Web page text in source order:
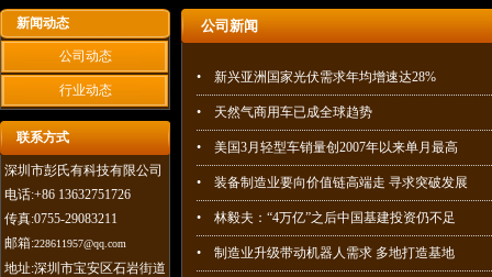
新闻动态
公司动态
行业动态
联系方式
深圳市彭氏有科技有限公司
电话:+86 13632751726
传真:0755-29083211
邮箱:228611957@qq.com
地址:深圳市宝安区石岩街道
公司新闻
• 新兴亚洲国家光伏需求年均增速达28%
• 天然气商用车已成全球趋势
• 美国3月轻型车销量创2007年以来单月最高
• 装备制造业要向价值链高端走 寻求突破发展
• 林毅夫：“4万亿”之后中国基建投资仍不足
• 制造业升级带动机器人需求 多地打造基地